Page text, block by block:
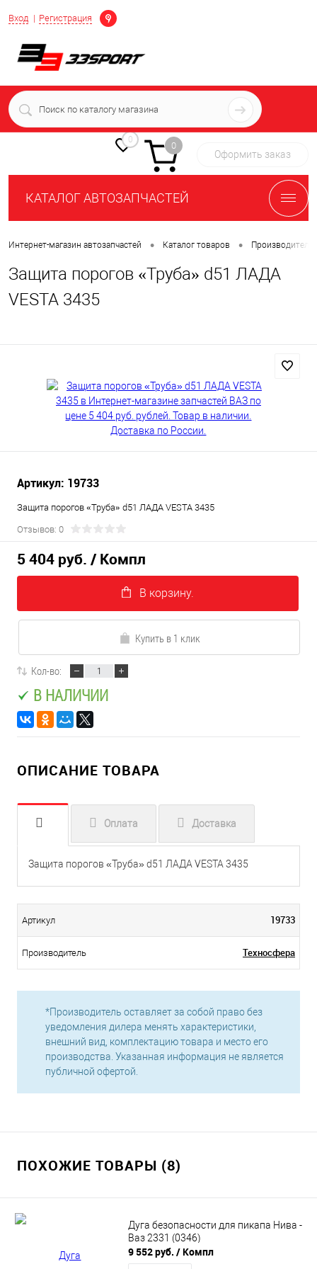
Вход Регистрация
Определение
+7 (939) 716-10-06
пн-пт 7:00-16:00 МСК
0
0
Оформить заказ
КАТАЛОГ АВТОЗАПЧАСТЕЙ
Интернет-магазин автозапчастей • Каталог товаров • Производители
Защита порогов «Труба» d51 ЛАДА
VESTA 3435
Артикул: 19733
Защита порогов «Труба» d51 ЛАДА VESTA 3435
Отзывов: 0
5 404 руб. / Компл
В корзину.
Купить в 1 клик
Кол-во:
В НАЛИЧИИ
ОПИСАНИЕ ТОВАРА
Оплата Доставка
Защита порогов «Труба» d51 ЛАДА VESTA 3435
Артикул 19733
Производитель Техносфера
*Производитель оставляет за собой право без
уведомления дилера менять характеристики,
внешний вид, комплектацию товара и место его
производства. Указанная информация не является
публичной офертой.
ПОХОЖИЕ ТОВАРЫ (8)
Дуга безопасности для пикапа Нива -
Ваз 2331 (0346)
9 552 руб. / Компл